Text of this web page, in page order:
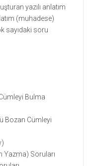
yazılı anlatım
(muhadese)
sayıdaki soru
Bulma
Bozan Cümleyi
Yazma) Soruları